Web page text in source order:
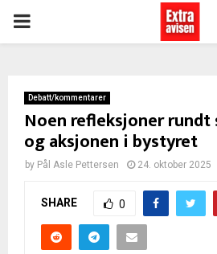
PRIMARY
Debatt/kommentarer
Noen refleksjoner
og aksjonen i bystyret
by Pål Asle Pettersen 24. oktober 2025
SHARE 0